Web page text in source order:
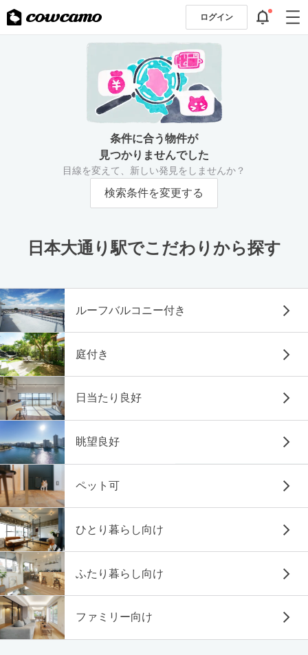
ログイン
条件に合う物件が
見つかりませんでした
目線を変えて、新しい発見をしませんか？
検索条件を変更する
日本大通り駅でこだわりから探す
ルーフバルコニー付き
庭付き
日当たり良好
眺望良好
ペット可
ひとり暮らし向け
ふたり暮らし向け
ファミリー向け